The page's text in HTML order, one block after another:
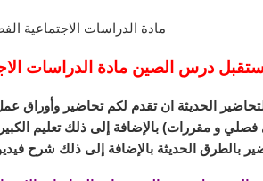
مادة الدراسات الاجتماعية الفصل
درس الصين مادة الدراسات
الحديثة ان تقدم لكم تحاضير وأوراق
و مقررات) بالإضافة إلى ذلك تعليم
بالطرق الحديثة بالإضافة إلى ذلك شرح